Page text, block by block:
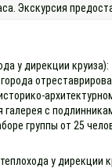
Экскурсия
у дирекции
с
группы от 25
у